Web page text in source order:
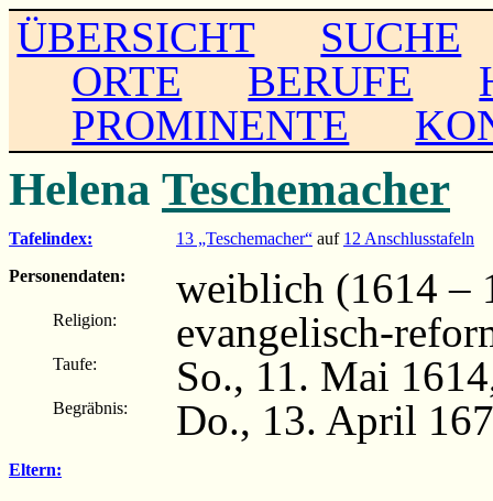
ÜBERSICHT
SUCHE
ORTE
BERUFE
PROMINENTE
Helena Teschemacher
Tafelindex: 13 „Teschemacher“ auf 12 Anschlusstafeln
Personendaten:
weiblich (1614 –
Religion: evangelisch-
Taufe: So., 11. Mai
Begräbnis: Do., 13. April
Eltern: